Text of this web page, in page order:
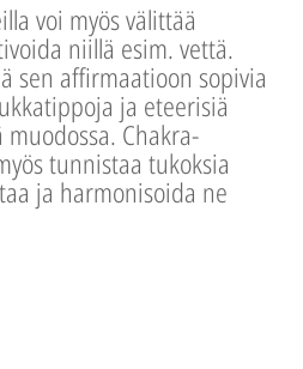
voi myös välittää
niillä esim. vettä.
sen affirmaatioon sopivia
ja eteerisiä
Chakra-
tunnistaa tukoksia
ja harmonisoida ne